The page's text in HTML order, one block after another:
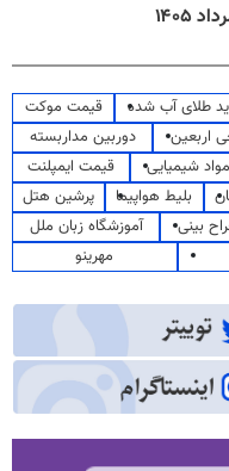
طلای آب شده
قیمت موکت
اربعین
دوربین مداربسته
شیمیایی
قیمت ایمپلنت
بلیط هواپیما
پرشین هتل
بینی
آموزشگاه زبان ملل
مهرینو